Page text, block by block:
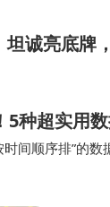
坦诚亮底牌
5种超实用
间顺序排”的
度的数字长什